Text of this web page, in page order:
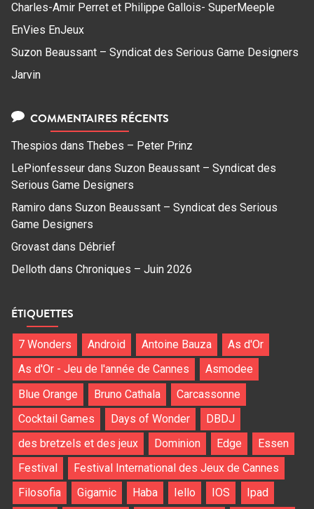
Charles-Amir Perret et Philippe Gallois- SuperMeeple
EnVies EnJeux
Suzon Beaussant – Syndicat des Serious Game Designers
Jarvin
COMMENTAIRES RÉCENTS
Thespios dans Thebes – Peter Prinz
LePionfesseur dans Suzon Beaussant – Syndicat des
Serious Game Designers
Ramiro dans Suzon Beaussant – Syndicat des Serious
Game Designers
Grovast dans Débrief
Delloth dans Chroniques – Juin 2026
ÉTIQUETTES
7 Wonders Android Antoine Bauza
As d'Or
As d'Or - Jeu de l'année de Cannes
Asmodee
Blue Orange
Bruno Cathala
Carcassonne
Cocktail Games
Days of Wonder
DBDJ
des bretzels et des jeux
Dominion Edge
Essen
Festival
Festival International des Jeux de Cannes
Filosofia
Gigamic Haba Iello IOS Ipad